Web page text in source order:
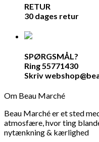
RETUR
30 dages retur
SPØRGSMÅL?
Ring 55771430
Skriv
Om Beau Marché
Beau Marché er et sted
atmosfære, hvor ting
nytænkning & kærlighed